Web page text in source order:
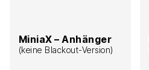
MiniaX – Anhänger
(keine Blackout-Version)